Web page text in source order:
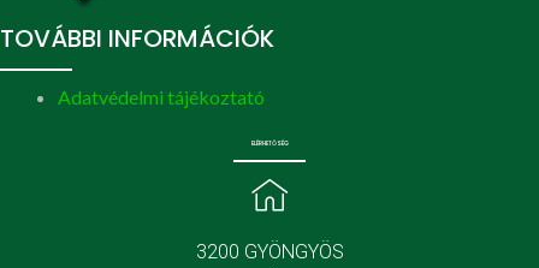
TOVÁBBI INFORMÁCIÓK
Adatvédelmi tájékoztató
ELÉRHETŐSÉG
3200 GYÖNGYÖS